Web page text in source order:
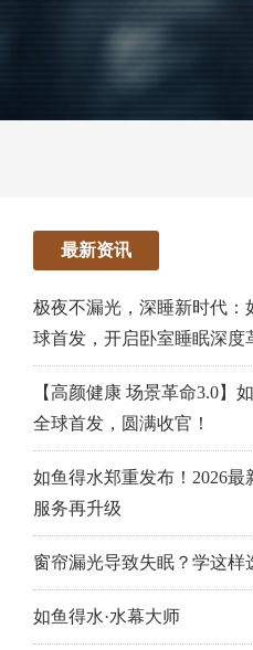
最新资讯
极夜不漏光，深睡新时代：
球首发，开启卧室睡眠深度
【高颜健康 场景革命3.0】
全球首发，圆满收官！
如鱼得水郑重发布！2026
服务再升级
窗帘漏光导致失眠？学这样
如鱼得水·水幕大师